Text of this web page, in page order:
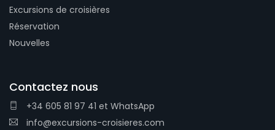
Excursions de croisières
Réservation
Nouvelles
Contactez nous
+34 605 81 97 41 et WhatsApp
info@excursions-croisieres.com